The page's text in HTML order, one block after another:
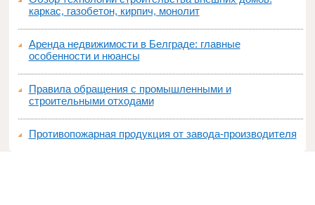
каркас, газобетон, кирпич, монолит
Аренда недвижимости в Белграде: главные
особенности и нюансы
Правила обращения с промышленными и
строительными отходами
Противопожарная продукция от завода-производителя